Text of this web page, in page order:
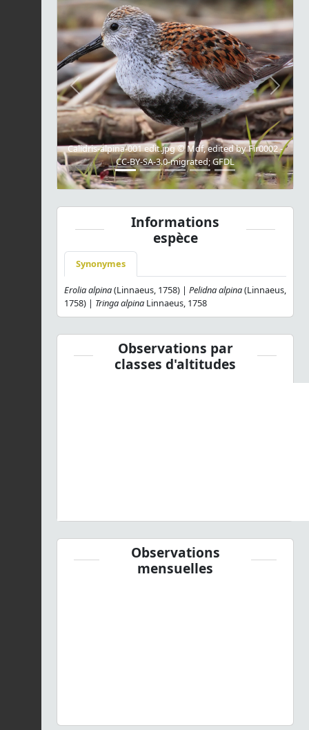
Calidris-alpina-001 edit.jpg © Mdf, edited by Fir0002 -
CC-BY-SA-3.0-migrated; GFDL
Previous Next
Informations
espèce
Synonymes
Erolia alpina(Linnaeus, 1758) | Pelidna alpina(Linnaeus,
1758) | Tringa alpina Linnaeus, 1758
Observations par
classes d'altitudes
Observations
mensuelles